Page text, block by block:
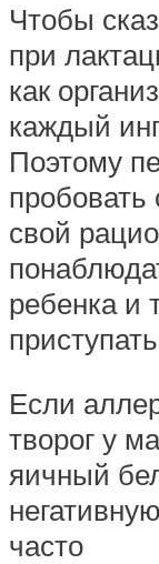
Чтобы
при
как
каждый
Поэтому
пробовать
свой
ребенка и
Если
творог у
яичный
часто